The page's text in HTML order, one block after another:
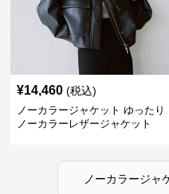
¥14,460 (税込)
ノーカラージャケット ゆったり
ノーカラーレザージャケット
ノーカラージャ